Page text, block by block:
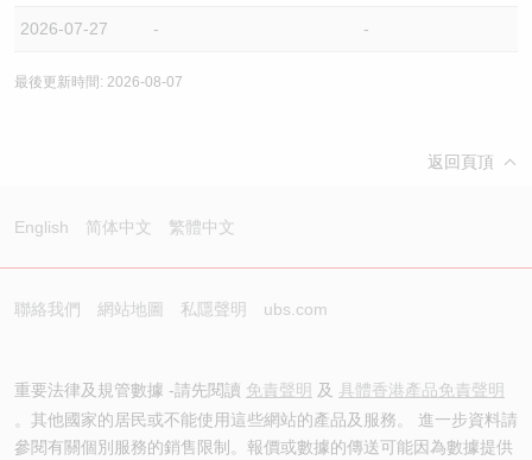
2026-07-27 - -
最後更新時間: 2026-08-07
返回頁頂
English 简体中文 繁體中文
聯絡我們 網站地圖 私隱聲明 ubs.com
重要法律及規管數據 -請先閱讀 免責聲明 及 具體香港產品免責聲明
。其他國家的居民或不能使用這些網站的產品及服務。 進一步資料請
參閱有關個別服務的銷售限制。報價或數據的傳送可能因為數據提供